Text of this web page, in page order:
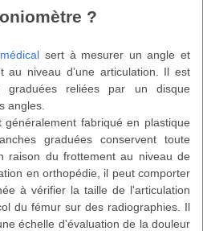
?
sert à mesurer un angle et
au niveau d’une articulation. Il est
graduées reliées par un disque
angles.
fabriqué en plastique
graduées conservent toute
raison du frottement au niveau de
en orthopédie, il peut comporter
à vérifier la taille de l'articulation
du fémur sur des radiographies. Il
échelle d'évaluation de la douleur